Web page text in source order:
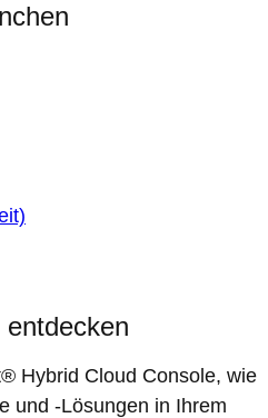
entdecken
Hybrid Cloud Console, wie
und -Lösungen in Ihrem